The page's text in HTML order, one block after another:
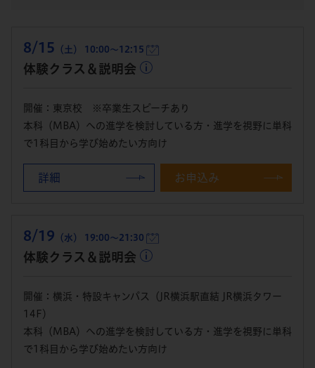
8/15 （土） 10:00～12:15
体験クラス＆説明会
開催：東京校 ※卒業生スピーチあり
本科（MBA）への進学を検討している方・進学を視野に単科
で1科目から学び始めたい方向け
詳細 お申込み
8/19 （水） 19:00～21:30
体験クラス＆説明会
開催：横浜・特設キャンパス（JR横浜駅直結 JR横浜タワー
14F）
本科（MBA）への進学を検討している方・進学を視野に単科
で1科目から学び始めたい方向け